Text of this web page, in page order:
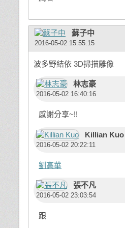
蘇子中
2016-05-02 15:55:15
波多野結依 3D掃描雕像
林志豪
2016-05-02 16:40:16
感謝分享~!!
Killian Kuo
2016-05-02 20:22:11
劉高華
張不凡
2016-05-02 23:03:54
跟